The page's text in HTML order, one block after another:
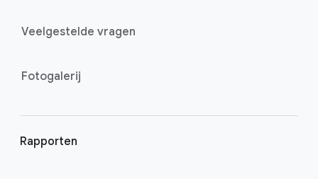
Veelgestelde vragen
Fotogalerij
Rapporten